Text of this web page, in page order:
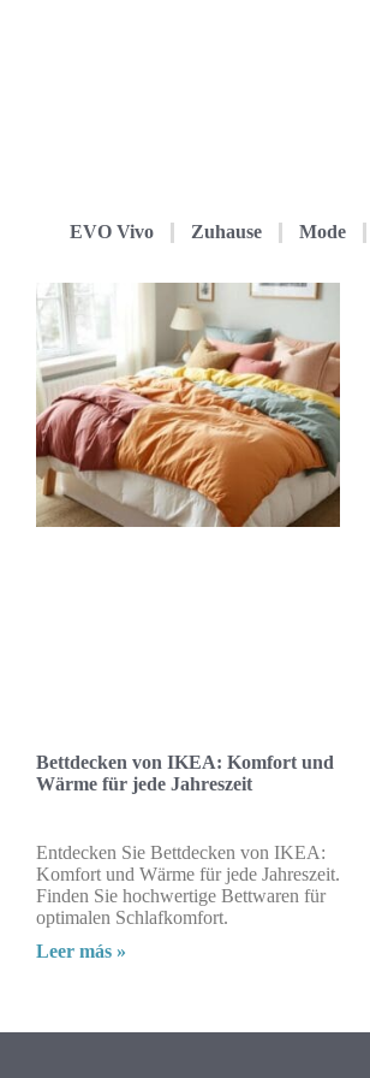
EVO Vivo Zuhause Mode
Bettdecken von IKEA: Komfort und
Wärme für jede Jahreszeit
Entdecken Sie Bettdecken von IKEA:
Komfort und Wärme für jede Jahreszeit.
Finden Sie hochwertige Bettwaren für
optimalen Schlafkomfort.
Leer más »